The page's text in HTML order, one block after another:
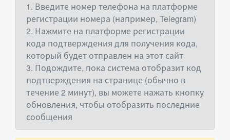
1. Введите номер телефона на платформе
регистрации номера (например, Telegram)
2. Нажмите на платформе регистрации
кода подтверждения для получения кода,
который будет отправлен на этот сайт
3. Подождите, пока система отобразит код
подтверждения на странице (обычно в
течение 2 минут), вы можете нажать кнопку
обновления, чтобы отобразить последние
сообщения